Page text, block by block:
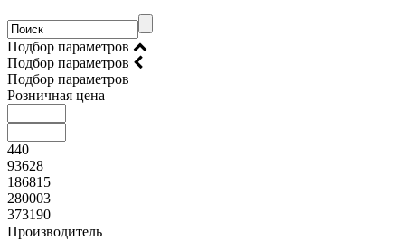
Подбор параметров
Подбор параметров
Подбор параметров
Розничная цена
440
93628
186815
280003
373190
Производитель